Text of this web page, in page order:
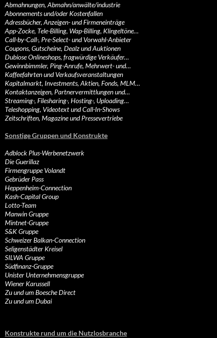
Abmahnungen, Abmahn/anwälte/industrie
Abonnements und/oder Kostenfallen
Adressbücher, Anzeigen- und Firmeneinträge
App-Zocke, Tele-Billing, Wap-Billing, Klingeltöne…
Call-by-Call-, Pre-Select- und Vorwahl-Anbieter
Coupons, Gutscheine, Dealz und Auktionen
Dubiose Onlineshops, fragwürdige Verkäufer…
Gewinnbimmler, Ping-Anrufe, Mehrwert- und…
Kaffeefahrten und Verkaufsveranstaltungen
Kapitalmarkt, Investments, Aktien, Fonds, MLM…
Kontaktanzeigen, Partnervermittlungen und…
Streaming-, Filesharing-, Hosting-, Uploading…
Teleshopping, Videotext und Call-In-Shows
Zeitschriften, Magazine und Pressevertriebe
Sonstige Gruppen und Konstrukte
Adblock Plus-Werbenetzwerk
Die Guerillaz
Firmengruppe Volandt
Gebrüder Pass
Heppenheim-Connection
Kash-Capital Group
Lotto-Team
Manwin Gruppe
Mintnet-Gruppe
S&K Gruppe
Schweizer Balkan-Connection
Seligenstädter Kreisel
SILWA Gruppe
Südfinanz-Gruppe
Unister Unternehmensgruppe
Wiener Karussell
Zu und um Boesche Direct
Zu und um Dubai
Konstrukte rund um die Nutzlosbranche